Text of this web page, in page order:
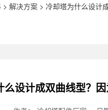
> 解决方案 > 冷却塔为什么设计
么设计成双曲线型？